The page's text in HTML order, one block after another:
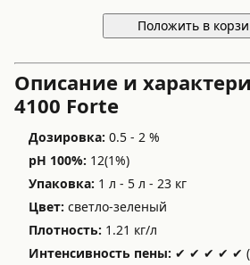
Положить в
Описание и
4100 Forte
Дозировка: 0.5 - 2 %
pH 100%: 12(1%)
Упаковка: 1 л - 5 л - 23 кг
Цвет: светло-зеленый
Плотность: 1.21 кг/л
Интенсивность пены: ✔ ✔ ✔ ✔ ✔